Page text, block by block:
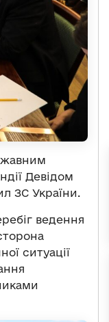
Девідом
ЗС України.
ведення
ситуації